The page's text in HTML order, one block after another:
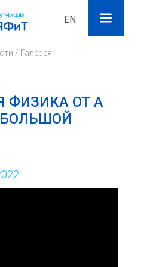
EN
/ Галерея
ФИЗИКА ОТ А
БОЛЬШОЙ